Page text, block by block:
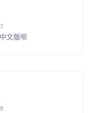
文版呗